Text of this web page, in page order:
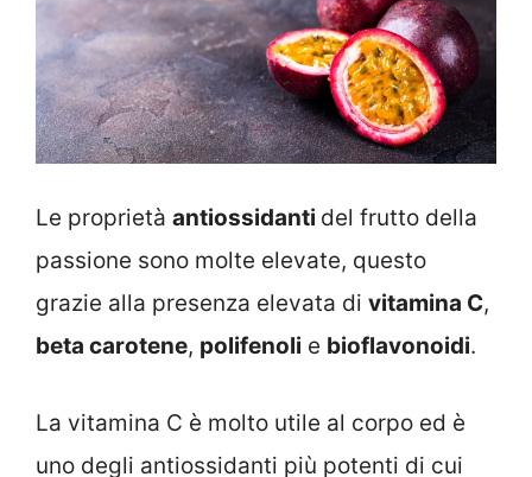
Le proprietà antiossidanti del frutto della
passione sono molte elevate, questo
grazie alla presenza elevata di vitamina C,
beta carotene, polifenoli e bioflavonoidi.
La vitamina C è molto utile al corpo ed è
uno degli antiossidanti più potenti di cui